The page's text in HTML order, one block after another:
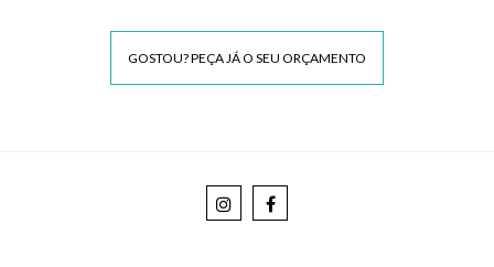
GOSTOU? PEÇA JÁ O SEU ORÇAMENTO